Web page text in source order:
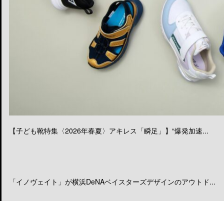
【子ども靴特集〈2026年春夏〉アキレス「瞬足」】“爆発加速...
「イノヴェイト」が横浜DeNAベイスターズデザインのアウトド...